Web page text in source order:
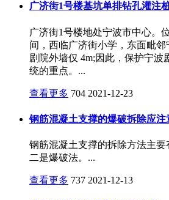
广济街1号楼基坑单排钻孔灌注
广济街1号楼地处宁波市中心。
间，西临广济街小学，东面毗
剧院外墙仅 4m;因此，保护宁波
统的重点。...
查看更多 704 2021-12-23
钢筋混凝土支撑的爆破拆除应注
钢筋混凝土支撑的拆除方法主要
二是爆破法。...
查看更多 737 2021-12-13